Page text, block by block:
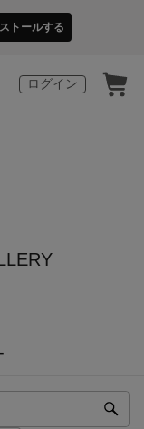
トールする
ログイン